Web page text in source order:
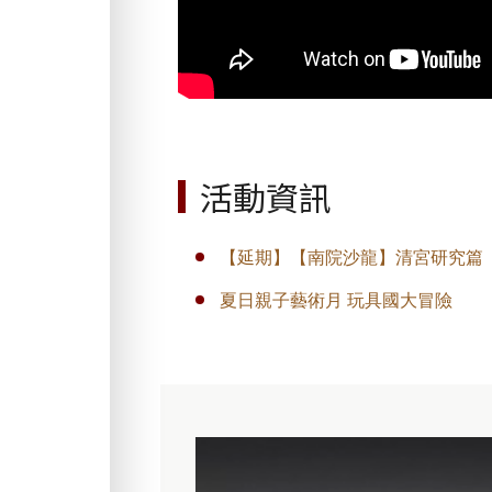
活動資訊
【延期】【南院沙龍】清宮研究篇
夏日親子藝術月 玩具國大冒險